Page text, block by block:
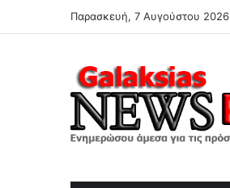
Παρασκευή, 7 Αυγούστου 2026